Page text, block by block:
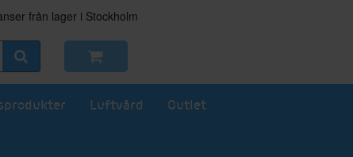
från lager i Stockholm
Luftvård Outlet